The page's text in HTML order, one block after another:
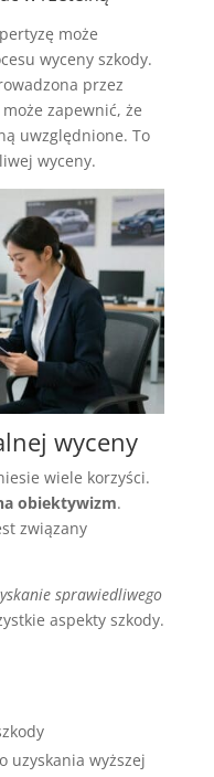
może
wyceny szkody.
przez
zapewnić, że
uwzględnione. To
wyceny.
wyceny
wiele korzyści.
obiektywizm.
związany
sprawiedliwego
aspekty szkody.
uzyskania wyższej